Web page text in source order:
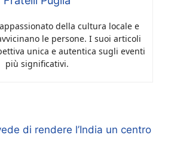
della cultura locale e
le persone. I suoi articoli
unica e autentica sugli eventi
più significativi.
di rendere l’India un centro